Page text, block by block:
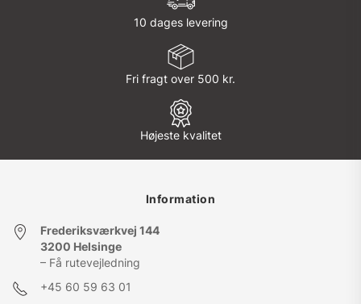
10 dages levering
Fri fragt over 500 kr.
Højeste kvalitet
Information
Frederiksværkvej 144
3200 Helsinge
– Få rutevejledning
+45 60 59 63 01